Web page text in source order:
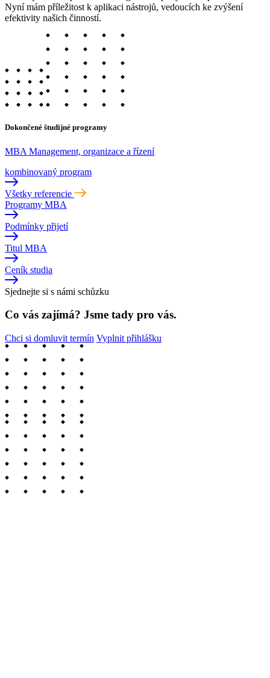
Nyní mám příležitost k aplikaci nástrojů, vedoucích ke zvýšení
efektivity našich činností.
Dokončené študijné programy
MBA Management, organizace a řízení
kombinovaný program
Všetky referencie
Programy MBA
Podmínky přijetí
Titul MBA
Ceník studia
Sjednejte si s námi schůzku
Co vás zajímá? Jsme tady pro vás.
Chci si domluvit termín Vyplnit přihlášku